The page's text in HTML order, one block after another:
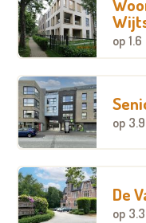
op
op
De
op